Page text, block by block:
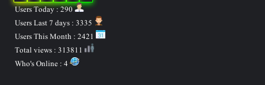
Users Today : 290